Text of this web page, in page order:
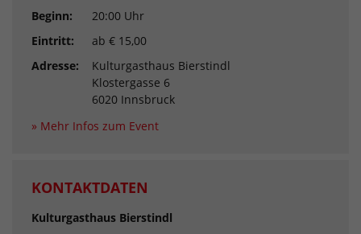
Beginn:
20:00 Uhr
Eintritt:
ab € 15,00
Adresse:
Kulturgasthaus Bierstindl
Klostergasse 6
6020 Innsbruck
» Mehr Infos zum Event
KONTAKTDATEN
Kulturgasthaus Bierstindl